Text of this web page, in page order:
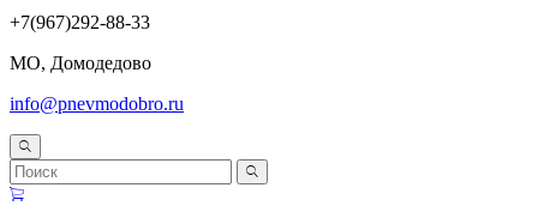
+7(967)292-88-33
МО, Домодедово
info@pnevmodobro.ru